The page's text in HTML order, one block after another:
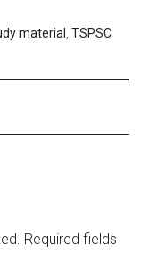
material ,TSPSC
Required fields